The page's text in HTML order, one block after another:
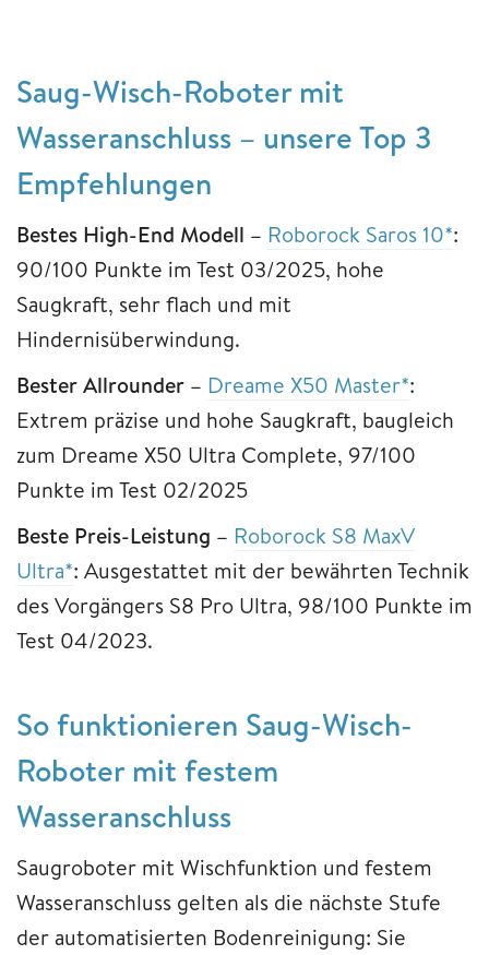
Saug-Wisch-Roboter mit
Wasseranschluss – unsere Top 3
Empfehlungen
Bestes High-End Modell – Roborock Saros 10*:
90/100 Punkte im Test 03/2025, hohe
Saugkraft, sehr flach und mit
Hindernisüberwindung.
Bester Allrounder – Dreame X50 Master*:
Extrem präzise und hohe Saugkraft, baugleich
zum Dreame X50 Ultra Complete, 97/100
Punkte im Test 02/2025
Beste Preis-Leistung – Roborock S8 MaxV
Ultra*: Ausgestattet mit der bewährten Technik
des Vorgängers S8 Pro Ultra, 98/100 Punkte im
Test 04/2023.
So funktionieren Saug-Wisch-
Roboter mit festem
Wasseranschluss
Saugroboter mit Wischfunktion und festem
Wasseranschluss gelten als die nächste Stufe
der automatisierten Bodenreinigung: Sie